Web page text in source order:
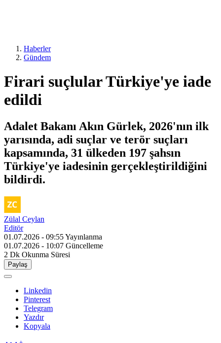
Haberler
Gündem
Firari suçlular Türkiye'ye iade
edildi
Adalet Bakanı Akın Gürlek, 2026'nın ilk
yarısında, adi suçlar ve terör suçları
kapsamında, 31 ülkeden 197 şahsın
Türkiye'ye iadesinin gerçekleştirildiğini
bildirdi.
Zülal Ceylan
Editör
01.07.2026 - 09:55Yayınlanma
01.07.2026 - 10:07 Güncelleme
2 Dk Okunma Süresi
Paylaş
Linkedin
Pinterest
Telegram
Yazdır
Kopyala